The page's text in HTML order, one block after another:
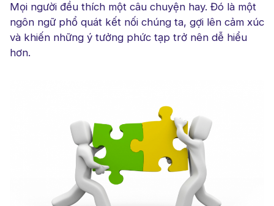
Mọi người đều thích một câu chuyện hay. Đó là một
ngôn ngữ phổ quát kết nối chúng ta, gợi lên cảm xúc
và khiến những ý tưởng phức tạp trở nên dễ hiểu
hơn.